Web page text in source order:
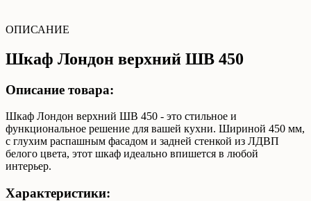
ОПИСАНИЕ
Шкаф Лондон верхний ШВ 450
Описание товара:
Шкаф Лондон верхний ШВ 450 - это стильное и
функциональное решение для вашей кухни. Шириной 450 мм,
с глухим распашным фасадом и задней стенкой из ЛДВП
белого цвета, этот шкаф идеально впишется в любой
интерьер.
Характеристики: